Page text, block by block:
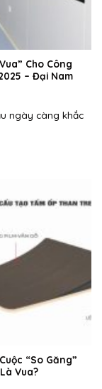
Cho Công
– Đại Nam
ngày càng khắc
“So Găng”
Vua?